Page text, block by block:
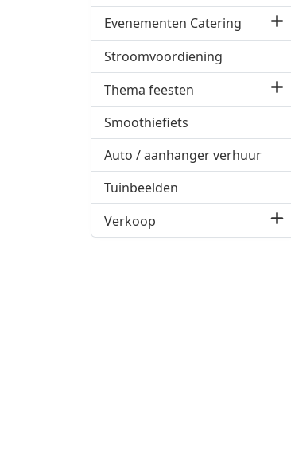
Evenementen Catering
Stroomvoordiening
Thema feesten
Smoothiefiets
Auto / aanhanger verhuur
Tuinbeelden
Verkoop